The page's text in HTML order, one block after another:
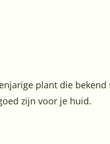
plant die
zijn voor je huid.